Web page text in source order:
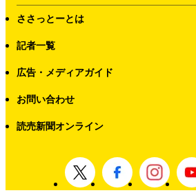
ささっとーとは
記者一覧
広告・メディアガイド
お問い合わせ
読売新聞オンライン